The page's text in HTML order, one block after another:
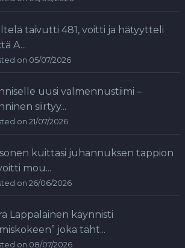
taivutti 481, voitti ja hätyytteli
A...
on 05/07/2026
uusi valmennustiimi –
siirtyy...
on 21/07/2026
kuittasi juhannuksen tappion
mou...
on 26/06/2026
Lappalainen käynnisti
joka täht...
on 08/07/2026